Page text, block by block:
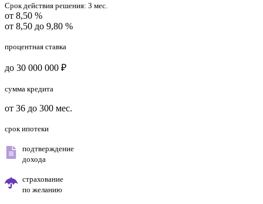
Срок действия решения: 3 мес.
от 8,50 %
от 8,50 до 9,80 %
процентная ставка
до 30 000 000 ₽
сумма кредита
от 36 до 300 мес.
срок ипотеки
подтверждение
дохода
страхование
по желанию